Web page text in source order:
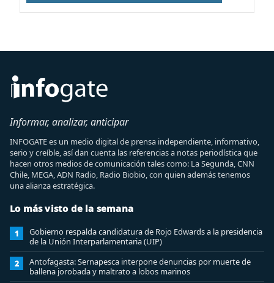
Informar, analizar, anticipar
INFOGATE es un medio digital de prensa independiente, informativo,
serio y creíble, así dan cuenta las referencias a notas periodística que
hacen otros medios de comunicación tales como: La Segunda, CNN
Chile, MEGA, ADN Radio, Radio Biobio, con quien además tenemos
una alianza estratégica.
Lo más visto de la semana
1
Gobierno respalda candidatura de Rojo Edwards a la presidencia
de la Unión Interparlamentaria (UIP)
2
Antofagasta: Sernapesca interpone denuncias por muerte de
ballena jorobada y maltrato a lobos marinos